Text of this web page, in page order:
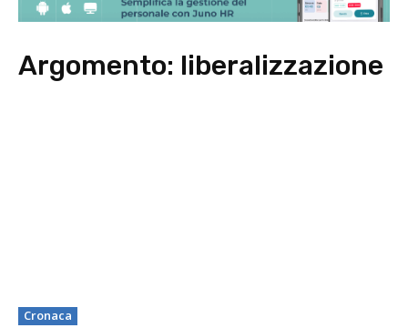
Argomento: liberalizzazione
Cronaca